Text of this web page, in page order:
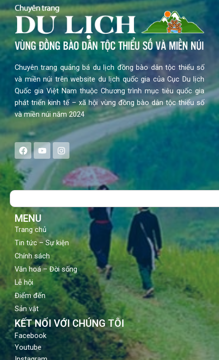
Chuyên trang quảng bá du lịch đồng bào dân tộc thiểu số
và miền núi trên website du lịch quốc gia của Cục Du lịch
Quốc gia Việt Nam thuộc Chương trình mục tiêu quốc gia
phát triển kinh tế – xã hội vùng đồng bào dân tộc thiểu số
và miền núi năm 2024
F
a
e
b
o
Y
o
t
u
b
I
n
s
a
g
Search
MENU
Trang chủ
Tin tức – Sự kiện
Chính sách
Văn hoá – Đời sống
Lễ hội
Điểm đến
Sản vật
KẾT NỐI VỚI CHÚNG TÔI
Facebook
Youtube